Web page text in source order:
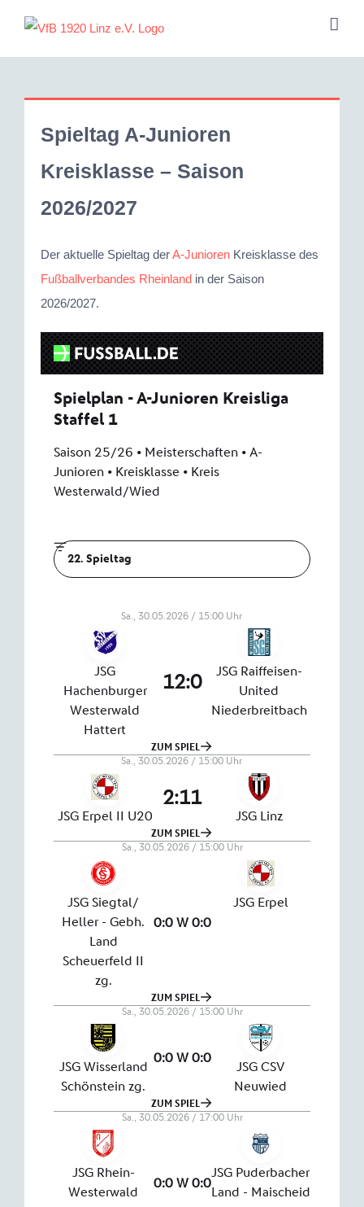
springen
Spieltag A-Junioren
Kreisklasse – Saison
2026/2027
Der aktuelle Spieltag derA-Junioren Kreisklasse des
Fußballverbandes Rheinland in der Saison
2026/2027.